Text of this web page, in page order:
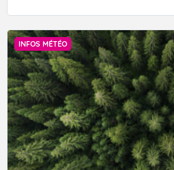
INFOS MÉTÉO